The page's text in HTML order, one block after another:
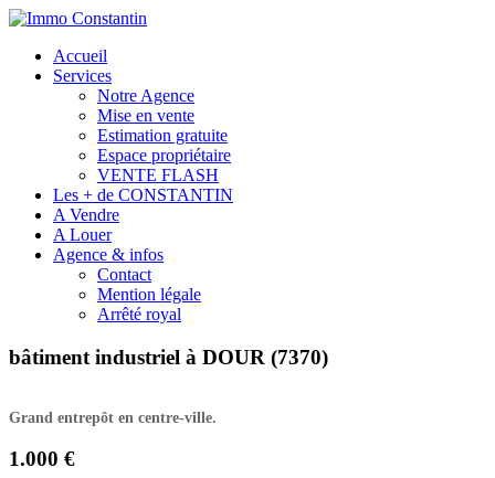
Accueil
Services
Notre Agence
Mise en vente
Estimation gratuite
Espace propriétaire
VENTE FLASH
Les + de CONSTANTIN
A Vendre
A Louer
Agence & infos
Contact
Mention légale
Arrêté royal
bâtiment industriel à DOUR (7370)
Grand entrepôt en centre-ville.
1.000 €